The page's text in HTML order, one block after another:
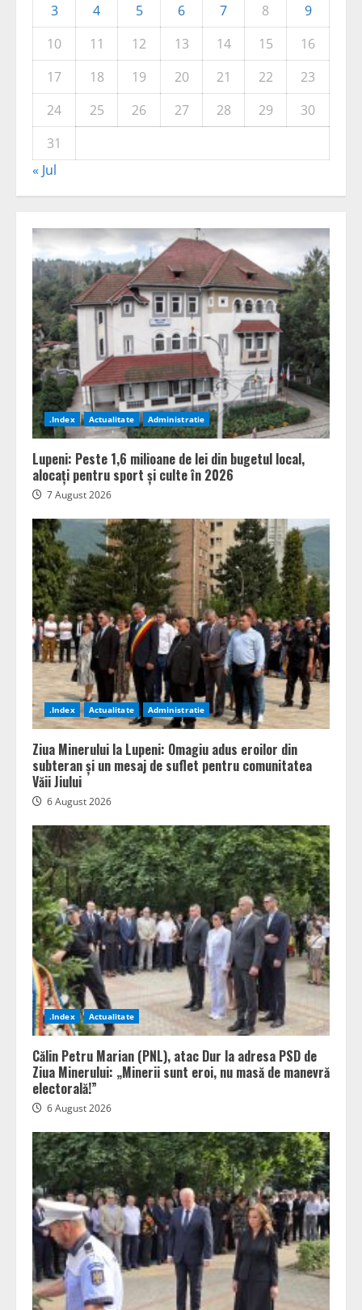
3
4 5 6 7 8
9
10
11 12 13 14 15
16
17
18 19 20 21 22
23
24
25 26 27 28 29
30
31
« Jul
.Index Actualitate Administratie
Lupeni: Peste 1,6 milioane de lei din bugetul local,
alocați pentru sport și culte în 2026
7 August 2026
.Index Actualitate Administratie
Ziua Minerului la Lupeni: Omagiu adus eroilor din
subteran și un mesaj de suflet pentru comunitatea
Văii Jiului
6 August 2026
.Index Actualitate
Călin Petru Marian (PNL), atac Dur la adresa PSD de
Ziua Minerului: „Minerii sunt eroi, nu masă de manevră
electorală!”
6 August 2026